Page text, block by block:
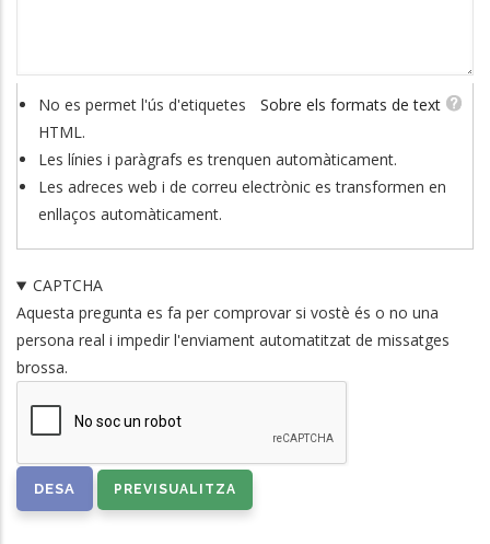
Sobre els formats de text
No es permet l'ús d'etiquetes
HTML.
Les línies i paràgrafs es trenquen automàticament.
Les adreces web i de correu electrònic es transformen en
enllaços automàticament.
CAPTCHA
Aquesta pregunta es fa per comprovar si vostè és o no una
persona real i impedir l'enviament automatitzat de missatges
brossa.